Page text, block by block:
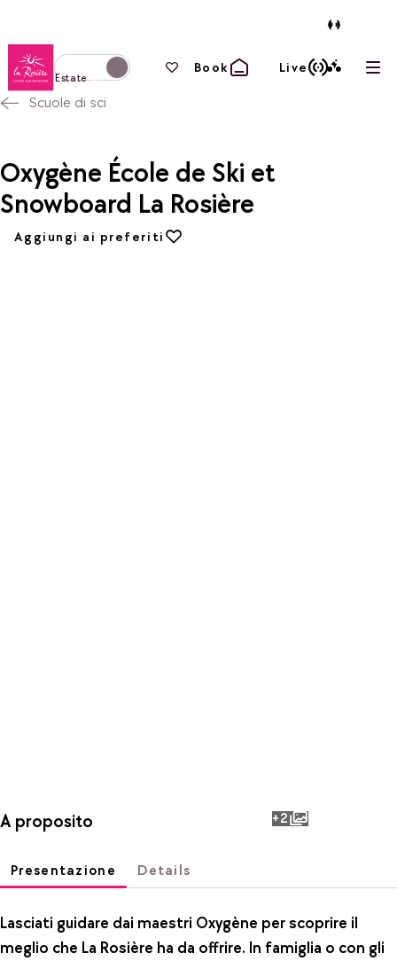
Torna alla home page
Passa alla modalità invernale
Estate
I tuoi preferiti
Book Live
Scuole di sci
Oxygène École de Ski et
Snowboard La Rosière
Aggiungi ai preferiti
Aggiungi ai preferiti
+2photos
A proposito
Presentazione Details
Lasciati guidare dai maestri Oxygène per scoprire il
meglio che La Rosière ha da offrire. In famiglia o con gli